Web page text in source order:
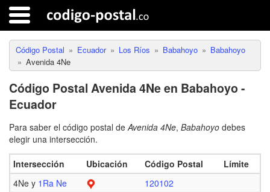
Código Postal Ecuador Los Ríos Babahoyo
Babahoyo
Avenida 4Ne
Código Postal Avenida 4Ne en Babahoyo -
Ecuador
Para saber el código postal deAvenida 4Ne, Babahoyo debes
elegir una intersección.
Intersección Ubicación Código Postal
Límite
4Ne y 1Ra Ne
120102